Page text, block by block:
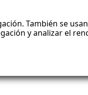
También se
y analizar el